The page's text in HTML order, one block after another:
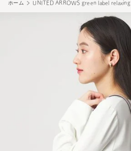
ホーム UNITED ARROWS green label relaxing